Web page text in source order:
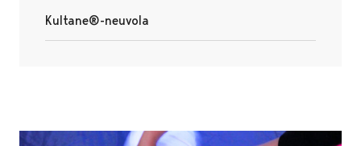
Kultane®-neuvola